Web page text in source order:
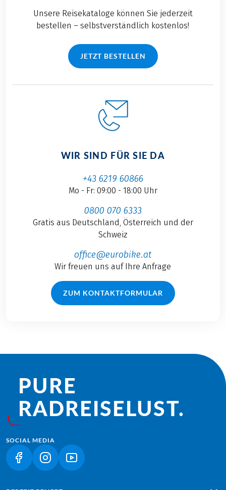
Unsere Reisekataloge können Sie jederzeit
bestellen – selbstverständlich kostenlos!
JETZT BESTELLEN
WIR SIND FÜR SIE DA
+43 6219 60866
Mo - Fr: 09:00 - 18:00 Uhr
0800 070 6333
Gratis aus Deutschland, Österreich und der
Schweiz
office@eurobike.at
Wir freuen uns auf Ihre Anfrage
ZUM KONTAKTFORMULAR
PURE
RADREISE­LUST.
SOCIAL MEDIA
(LINK ÖFFNET IN NEUEM TAB)
(LINK ÖFFNET IN NEUEM TAB)
(LINK ÖFFNET IN NEUEM TAB)